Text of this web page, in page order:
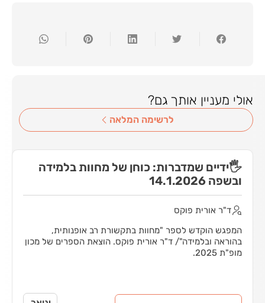
אולי מעניין אותך גם?
לרשימה המלאה
שמדברות: כוחן של מחוות בלמידה
14.1.2026
אורית פוקס
הוקדש לספר "מחוות בתקשורת רב אופנותית,
ובלמידה"/ ד"ר אורית פוקס. הוצאת הספרים של מכון
בבית